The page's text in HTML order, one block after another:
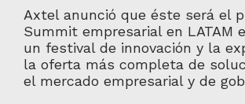
Axtel anunció que éste será el
Summit empresarial en LATAM
un festival de innovación y la
la oferta más completa de
el mercado empresarial y de